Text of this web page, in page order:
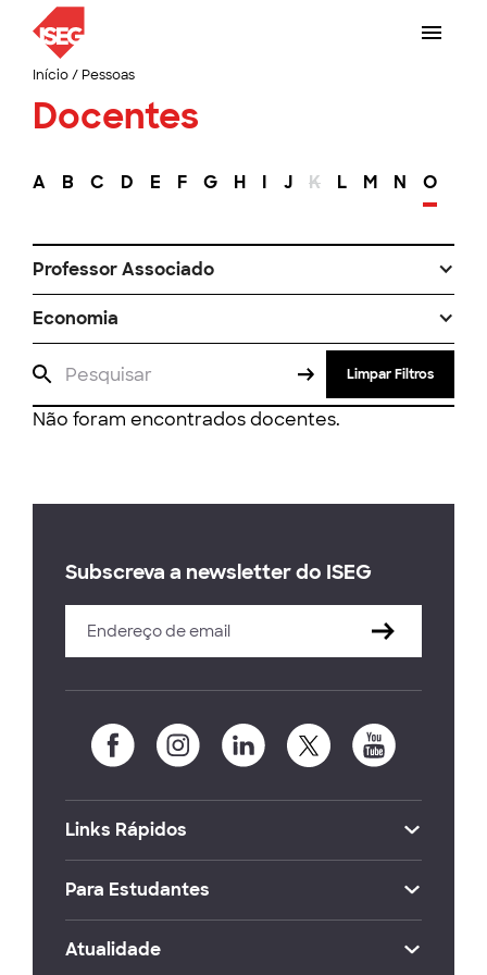
Início/ Pessoas
Docentes
A B C D E F G H I J K L M N O
Professor Associado
Economia
Limpar Filtros
Não foram encontrados docentes.
Subscreva a newsletter do ISEG
Links Rápidos
Para Estudantes
Atualidade